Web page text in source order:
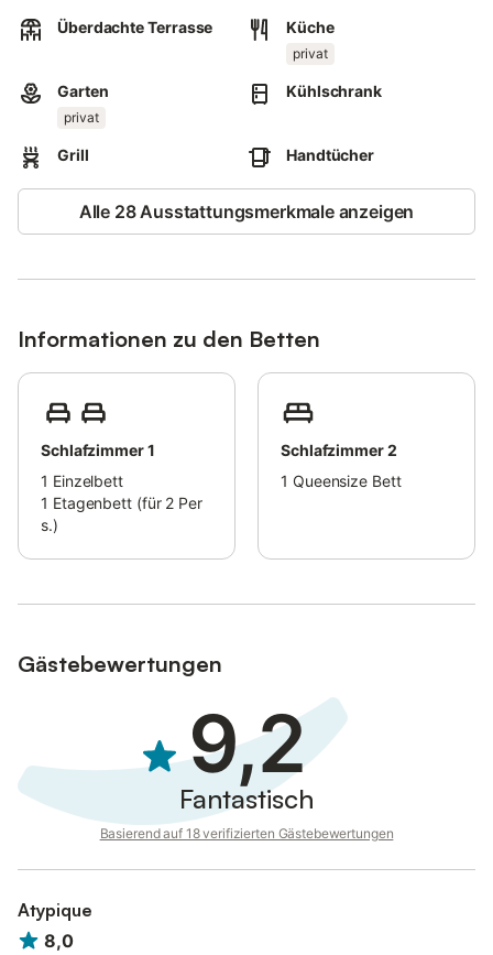
Überdachte Terrasse
Küche
privat
Garten
privat
Kühlschrank
Grill Handtücher
Alle 28 Ausstattungsmerkmale anzeigen
Informationen zu den Betten
Schlafzimmer 1
1 Einzelbett
1 Etagenbett (für 2 Per
s.)
Schlafzimmer 2
1 Queensize Bett
Gästebewertungen
9,2
Fantastisch
Basierend auf 18 verifizierten Gästebewertungen
Atypique
8,0